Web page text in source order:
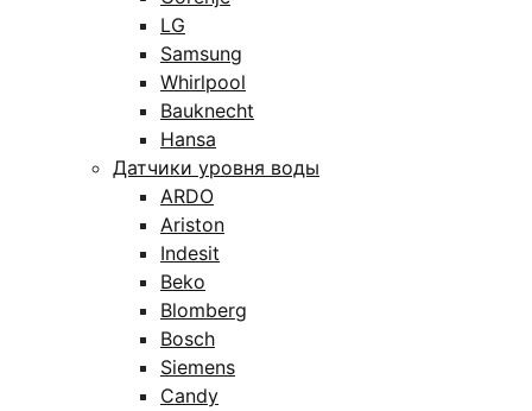
LG
Samsung
Whirlpool
Bauknecht
Hansa
Датчики уровня воды
ARDO
Ariston
Indesit
Beko
Blomberg
Bosch
Siemens
Candy